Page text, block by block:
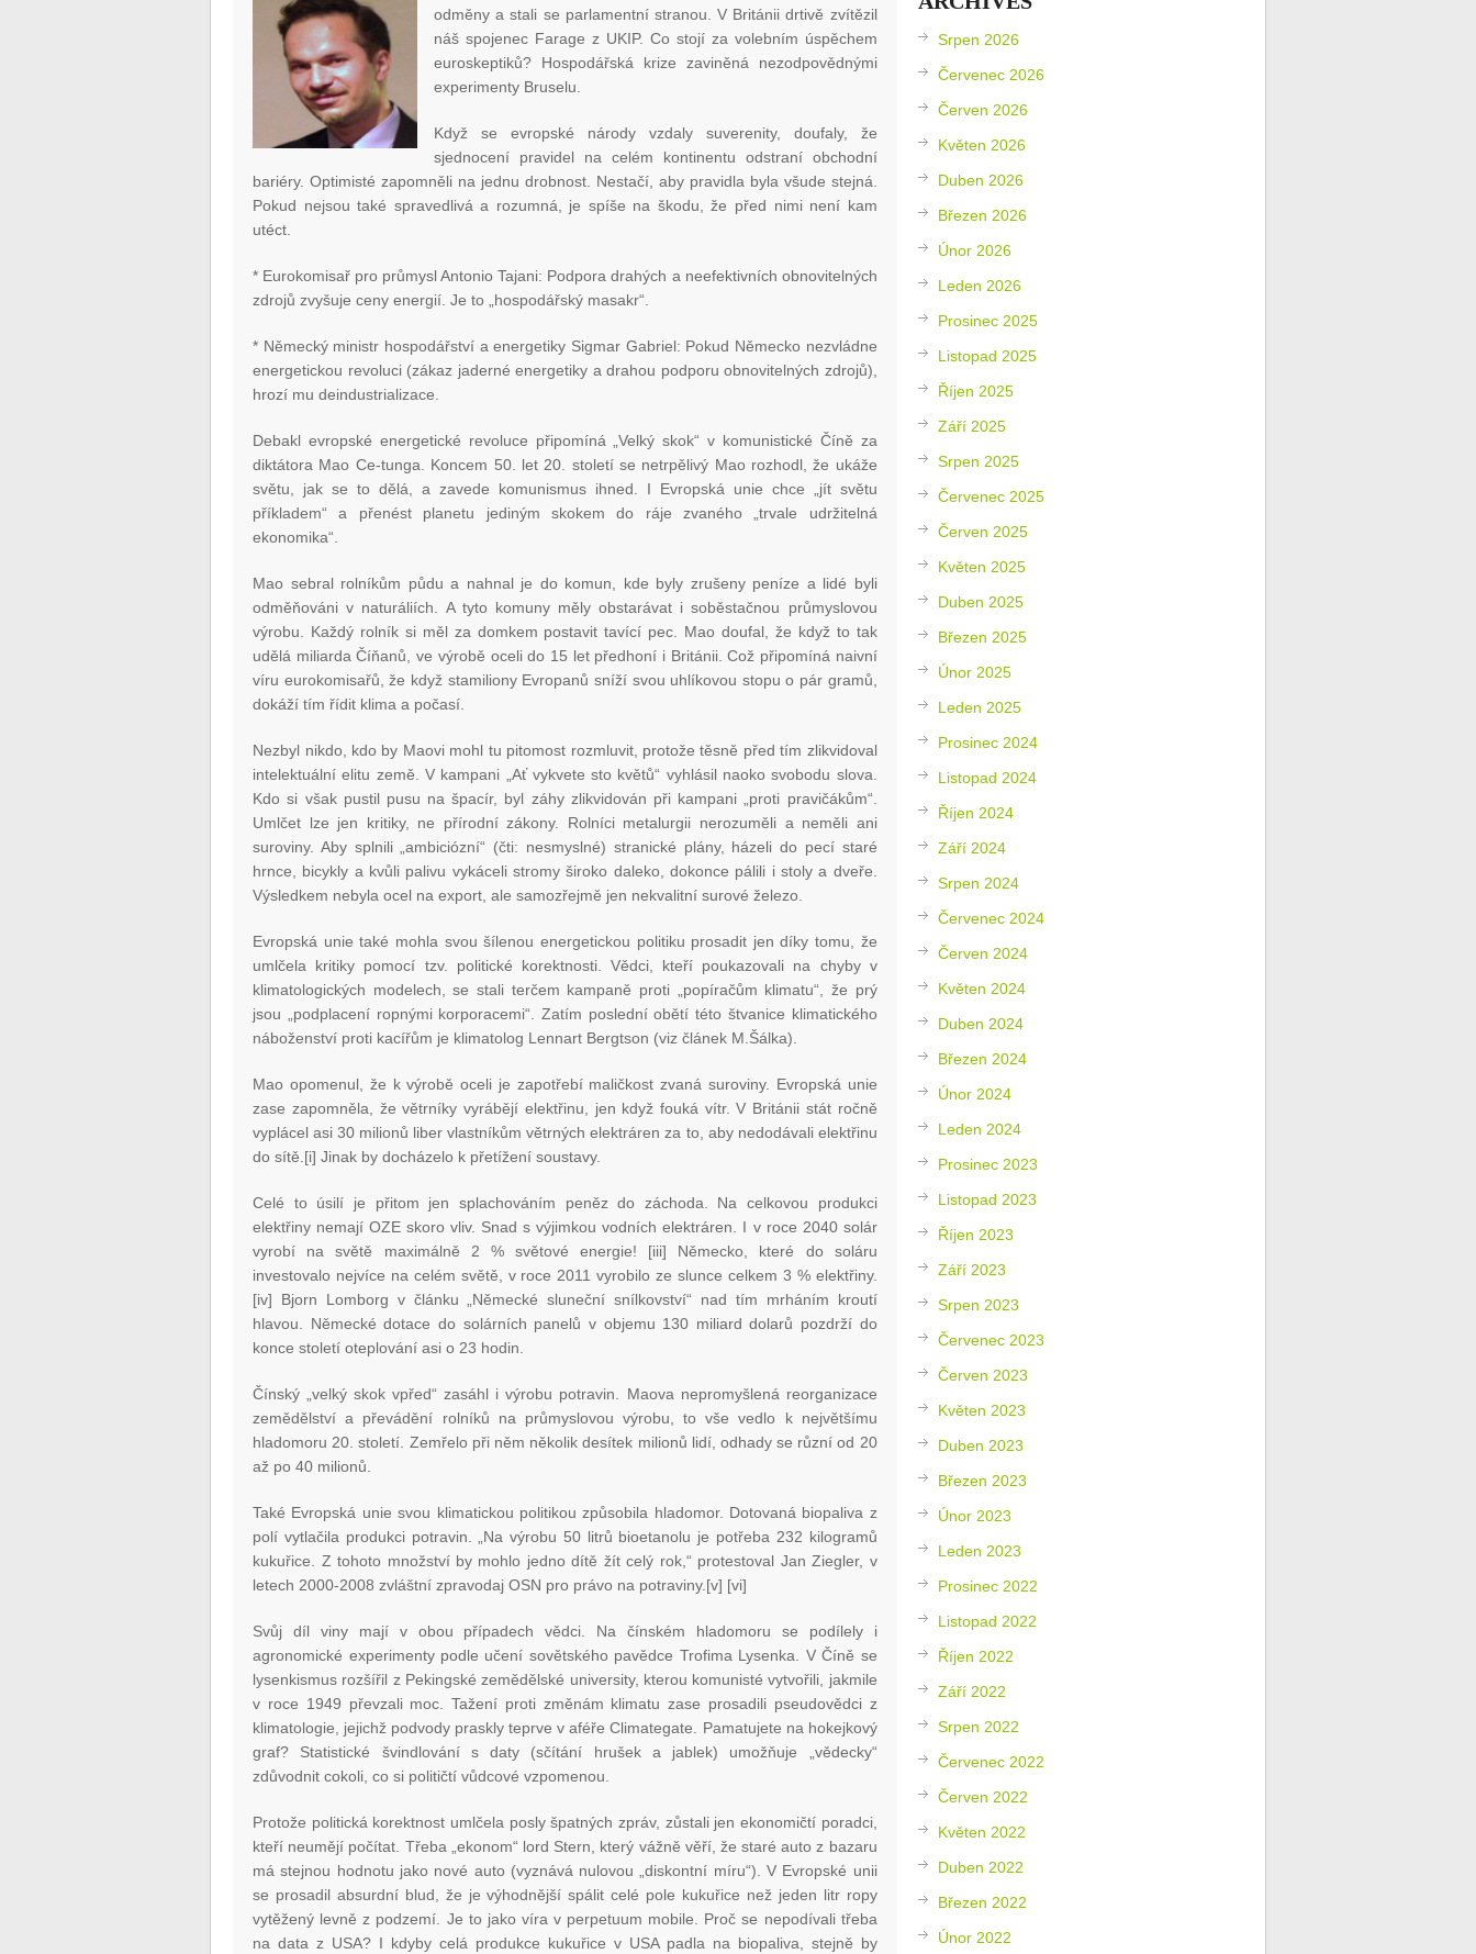
odměny a stali se parlamentní stranou. V Británii drtivě zvítězil
náš spojenec Farage z UKIP. Co stojí za volebním úspěchem
euroskeptiků? Hospodářská krize zaviněná nezodpovědnými
experimenty Bruselu.
Když se evropské národy vzdaly suverenity, doufaly, že
sjednocení pravidel na celém kontinentu odstraní obchodní
bariéry. Optimisté zapomněli na jednu drobnost. Nestačí, aby pravidla byla všude stejná.
Pokud nejsou také spravedlivá a rozumná, je spíše na škodu, že před nimi není kam
utéct.
* Eurokomisař pro průmysl Antonio Tajani: Podpora drahých a neefektivních obnovitelných
zdrojů zvyšuje ceny energií. Je to „hospodářský masakr“.
* Německý ministr hospodářství a energetiky Sigmar Gabriel: Pokud Německo nezvládne
energetickou revoluci (zákaz jaderné energetiky a drahou podporu obnovitelných zdrojů),
hrozí mu deindustrializace.
Debakl evropské energetické revoluce připomíná „Velký skok“ v komunistické Číně za
diktátora Mao Ce-tunga. Koncem 50. let 20. století se netrpělivý Mao rozhodl, že ukáže
světu, jak se to dělá, a zavede komunismus ihned. I Evropská unie chce „jít světu
příkladem“ a přenést planetu jediným skokem do ráje zvaného „trvale udržitelná
ekonomika“.
Mao sebral rolníkům půdu a nahnal je do komun, kde byly zrušeny peníze a lidé byli
odměňováni v naturáliích. A tyto komuny měly obstarávat i soběstačnou průmyslovou
výrobu. Každý rolník si měl za domkem postavit tavící pec. Mao doufal, že když to tak
udělá miliarda Číňanů, ve výrobě oceli do 15 let předhoní i Británii. Což připomíná naivní
víru eurokomisařů, že když stamiliony Evropanů sníží svou uhlíkovou stopu o pár gramů,
dokáží tím řídit klima a počasí.
Nezbyl nikdo, kdo by Maovi mohl tu pitomost rozmluvit, protože těsně před tím zlikvidoval
intelektuální elitu země. V kampani „Ať vykvete sto květů“ vyhlásil naoko svobodu slova.
Kdo si však pustil pusu na špacír, byl záhy zlikvidován při kampani „proti pravičákům“.
Umlčet lze jen kritiky, ne přírodní zákony. Rolníci metalurgii nerozuměli a neměli ani
suroviny. Aby splnili „ambiciózní“ (čti: nesmyslné) stranické plány, házeli do pecí staré
hrnce, bicykly a kvůli palivu vykáceli stromy široko daleko, dokonce pálili i stoly a dveře.
Výsledkem nebyla ocel na export, ale samozřejmě jen nekvalitní surové železo.
Evropská unie také mohla svou šílenou energetickou politiku prosadit jen díky tomu, že
umlčela kritiky pomocí tzv. politické korektnosti. Vědci, kteří poukazovali na chyby v
klimatologických modelech, se stali terčem kampaně proti „popíračům klimatu“, že prý
jsou „podplacení ropnými korporacemi“. Zatím poslední obětí této štvanice klimatického
náboženství proti kacířům je klimatolog Lennart Bergtson (viz článek M.Šálka).
Mao opomenul, že k výrobě oceli je zapotřebí maličkost zvaná suroviny. Evropská unie
zase zapomněla, že větrníky vyrábějí elektřinu, jen když fouká vítr. V Británii stát ročně
vyplácel asi 30 milionů liber vlastníkům větrných elektráren za to, aby nedodávali elektřinu
do sítě.[i] Jinak by docházelo k přetížení soustavy.
Celé to úsilí je přitom jen splachováním peněz do záchoda. Na celkovou produkci
elektřiny nemají OZE skoro vliv. Snad s výjimkou vodních elektráren. I v roce 2040 solár
vyrobí na světě maximálně 2 % světové energie! [iii] Německo, které do soláru
investovalo nejvíce na celém světě, v roce 2011 vyrobilo ze slunce celkem 3 % elektřiny.
[iv] Bjorn Lomborg v článku „Německé sluneční snílkovství“ nad tím mrháním kroutí
hlavou. Německé dotace do solárních panelů v objemu 130 miliard dolarů pozdrží do
konce století oteplování asi o 23 hodin.
Čínský „velký skok vpřed“ zasáhl i výrobu potravin. Maova nepromyšlená reorganizace
zemědělství a převádění rolníků na průmyslovou výrobu, to vše vedlo k největšímu
hladomoru 20. století. Zemřelo při něm několik desítek milionů lidí, odhady se různí od 20
až po 40 milionů.
Také Evropská unie svou klimatickou politikou způsobila hladomor. Dotovaná biopaliva z
polí vytlačila produkci potravin. „Na výrobu 50 litrů bioetanolu je potřeba 232 kilogramů
kukuřice. Z tohoto množství by mohlo jedno dítě žít celý rok,“ protestoval Jan Ziegler, v
letech 2000-2008 zvláštní zpravodaj OSN pro právo na potraviny.[v] [vi]
Svůj díl viny mají v obou případech vědci. Na čínském hladomoru se podílely i
agronomické experimenty podle učení sovětského pavědce Trofima Lysenka. V Číně se
lysenkismus rozšířil z Pekingské zemědělské university, kterou komunisté vytvořili, jakmile
v roce 1949 převzali moc. Tažení proti změnám klimatu zase prosadili pseudovědci z
klimatologie, jejichž podvody praskly teprve v aféře Climategate. Pamatujete na hokejkový
graf? Statistické švindlování s daty (sčítání hrušek a jablek) umožňuje „vědecky“
zdůvodnit cokoli, co si političtí vůdcové vzpomenou.
Protože politická korektnost umlčela posly špatných zpráv, zůstali jen ekonomičtí poradci,
kteří neumějí počítat. Třeba „ekonom“ lord Stern, který vážně věří, že staré auto z bazaru
má stejnou hodnotu jako nové auto (vyznává nulovou „diskontní míru“). V Evropské unii
se prosadil absurdní blud, že je výhodnější spálit celé pole kukuřice než jeden litr ropy
vytěžený levně z podzemí. Je to jako víra v perpetuum mobile. Proč se nepodívali třeba
na data z USA? I kdyby celá produkce kukuřice v USA padla na biopaliva, stejně by
Srpen 2026
Červenec 2026
Červen 2026
Květen 2026
Duben 2026
Březen 2026
Únor 2026
Leden 2026
Prosinec 2025
Listopad 2025
Říjen 2025
Září 2025
Srpen 2025
Červenec 2025
Červen 2025
Květen 2025
Duben 2025
Březen 2025
Únor 2025
Leden 2025
Prosinec 2024
Listopad 2024
Říjen 2024
Září 2024
Srpen 2024
Červenec 2024
Červen 2024
Květen 2024
Duben 2024
Březen 2024
Únor 2024
Leden 2024
Prosinec 2023
Listopad 2023
Říjen 2023
Září 2023
Srpen 2023
Červenec 2023
Červen 2023
Květen 2023
Duben 2023
Březen 2023
Únor 2023
Leden 2023
Prosinec 2022
Listopad 2022
Říjen 2022
Září 2022
Srpen 2022
Červenec 2022
Červen 2022
Květen 2022
Duben 2022
Březen 2022
Únor 2022